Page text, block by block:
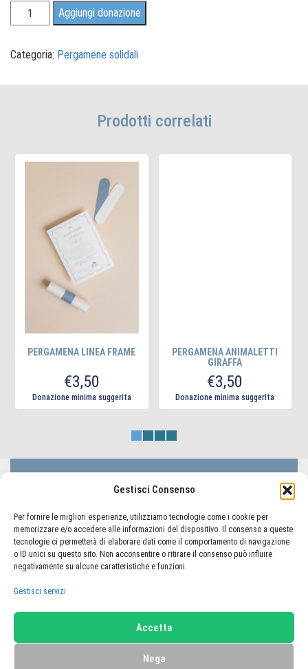
Gestisci Consenso
Per fornire le migliori esperienze, utilizziamo tecnologie come i cookie per
memorizzare e/o accedere alle informazioni del dispositivo. Il consenso a queste
tecnologie ci permetterà di elaborare dati come il comportamento di navigazione
o ID unici su questo sito. Non acconsentire o ritirare il consenso può influire
negativamente su alcune caratteristiche e funzioni.
Gestisci servizi
Accetta
Nega
Pergamena
Angioletto
cuore
Aggiungi donazione
Categoria: Pergamene solidali
Prodotti correlati
PERGAMENA LINEA FRAME
€3,50
Donazione minima suggerita
più
possono
nella
pagina
del
prodotto
PERGAMENA ANIMALETTI
GIRAFFA
€3,50
Donazione minima suggerita
varianti.
essere
scelte
nella
pagina
del
prodotto
LIFC Lega Italiana Fibrosi Cistica - ODV
Codice Fiscale 80233410580
TORNA AL PORTALE LIFC
Home Carrello
Il mio account
Privacy Policy
Cookie Policy (UE)